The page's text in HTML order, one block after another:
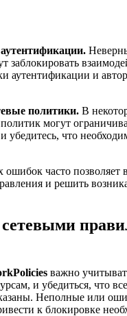
заблокировать
аутентификации и
политики. В
могут
убедитесь, что
ошибок часто позволяет
и решить
важно
и убедиться, что
Неполные или
к блокировке